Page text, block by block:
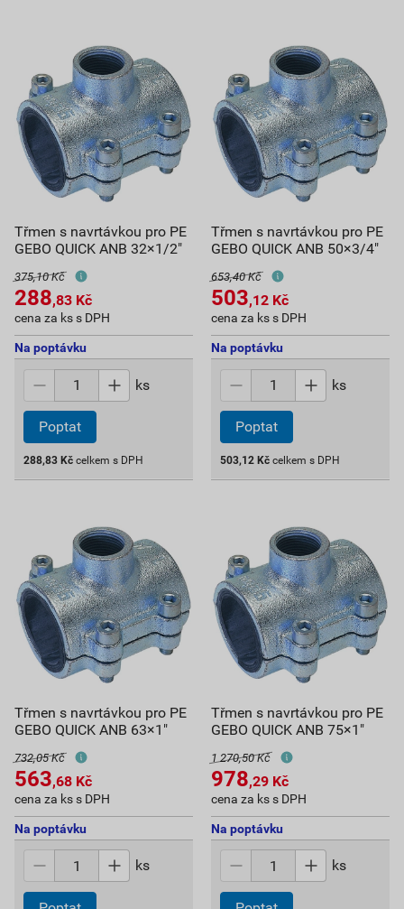
Třmen s navrtávkou pro PE
GEBO QUICK ANB 32×1/2"
375,10 Kč
288,83 Kč
cena za ks s DPH
Na poptávku
ks
Poptat
288,83 Kč celkem s DPH
Třmen s navrtávkou pro PE
GEBO QUICK ANB 50×3/4"
653,40 Kč
503,12 Kč
cena za ks s DPH
Na poptávku
ks
Poptat
503,12 Kč celkem s DPH
Třmen s navrtávkou pro PE
GEBO QUICK ANB 63×1"
732,05 Kč
563,68 Kč
cena za ks s DPH
Na poptávku
ks
Třmen s navrtávkou pro PE
GEBO QUICK ANB 75×1"
1 270,50 Kč
978,29 Kč
cena za ks s DPH
Na poptávku
ks